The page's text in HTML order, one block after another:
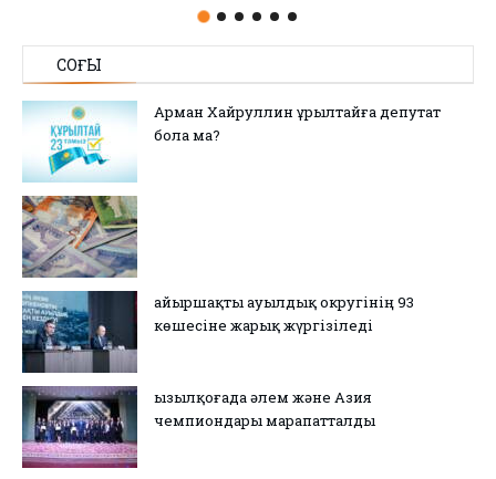
СОҢҒЫ
Арман Хайруллин Құрылтайға депутат
бола ма?
Қайыршақты ауылдық округінің 93
көшесіне жарық жүргізіледі
Қызылқоғада әлем және Азия
чемпиондары марапатталды